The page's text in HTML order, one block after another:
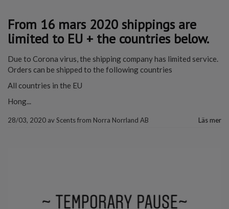
From 16 mars 2020 shippings are
limited to EU + the countries below.
Due to Corona virus, the shipping company has limited service.
Orders can be shipped to the following countries
All countries in the EU
Hong...
28/03, 2020 avScents from Norra Norrland AB Läs mer